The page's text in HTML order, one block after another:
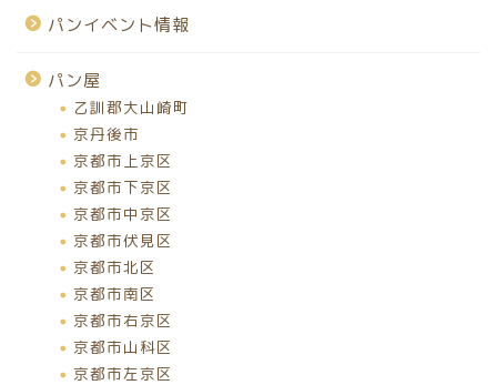
パンイベント情報
パン屋
乙訓郡大山崎町
京丹後市
京都市上京区
京都市下京区
京都市中京区
京都市伏見区
京都市北区
京都市南区
京都市右京区
京都市山科区
京都市左京区